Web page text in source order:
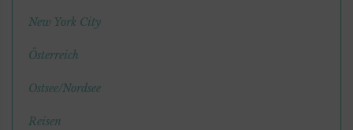
New York City
Österreich
Ostsee/Nordsee
Reisen